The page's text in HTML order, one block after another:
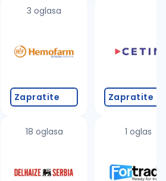
3 oglasa
Zapratite
18 oglasa
Zapratite
1 oglas